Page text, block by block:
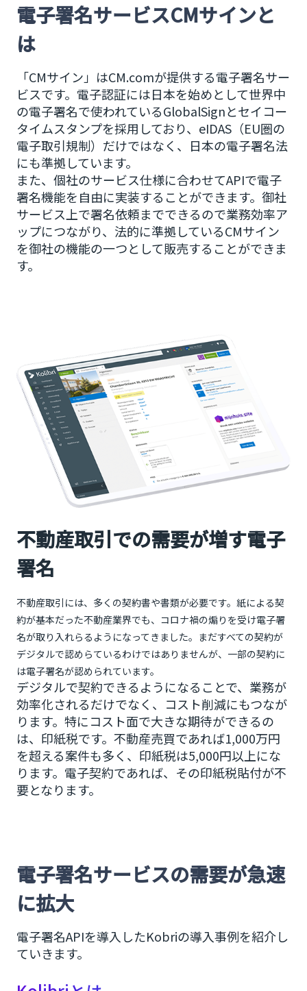
電子署名サービスCMサインと
は
「CMサイン」はCM.comが提供する電子署名サー
ビスです。電子認証には日本を始めとして世界中
の電子署名で使われているGlobalSignとセイコー
タイムスタンプを採用しており、eIDAS（EU圏の
電子取引規制）だけではなく、日本の電子署名法
にも準拠しています。
また、個社のサービス仕様に合わせてAPIで電子
署名機能を自由に実装することができます。御社
サービス上で署名依頼までできるので業務効率ア
ップにつながり、法的に準拠しているCMサイン
を御社の機能の一つとして販売することができま
す。
不動産取引での需要が増す電子
署名
不動産取引には、多くの契約書や書類が必要です。紙による契
約が基本だった不動産業界でも、コロナ禍の煽りを受け電子署
名が取り入れらるようになってきました。まだすべての契約が
デジタルで認めらているわけではありませんが、一部の契約に
は電子署名が認められています。
デジタルで契約できるようになることで、業務が
効率化されるだけでなく、コスト削減にもつなが
ります。特にコスト面で大きな期待ができるの
は、印紙税です。不動産売買であれば1,000万円
を超える案件も多く、印紙税は5,000円以上にな
ります。電子契約であれば、その印紙税貼付が不
要となります。
電子署名サービスの需要が急速
に拡大
電子署名APIを導入したKobriの導入事例を紹介し
ていきます。